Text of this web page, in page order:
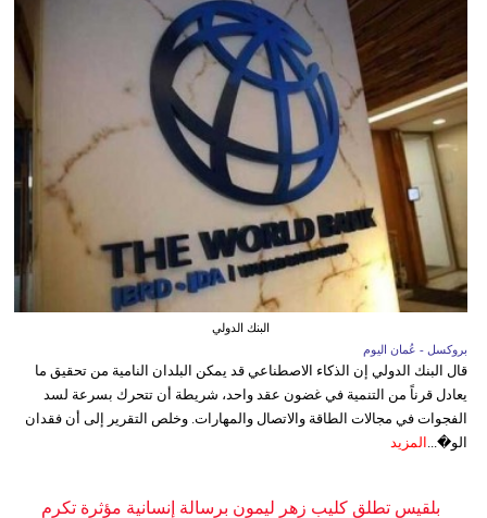
البنك الدولي
بروكسل - عُمان اليوم
قال البنك الدولي إن الذكاء الاصطناعي قد يمكن البلدان النامية من تحقيق ما
يعادل قرناً من التنمية في غضون عقد واحد، شريطة أن تتحرك بسرعة لسد
الفجوات في مجالات الطاقة والاتصال والمهارات. وخلص التقرير إلى أن فقدان
الو�...
المزيد
بلقيس تطلق كليب زهر ليمون برسالة إنسانية مؤثرة تكرم